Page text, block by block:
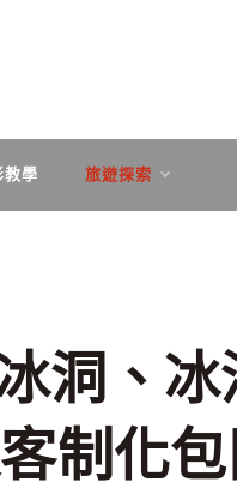
教學 旅遊探索
洞、
制化包